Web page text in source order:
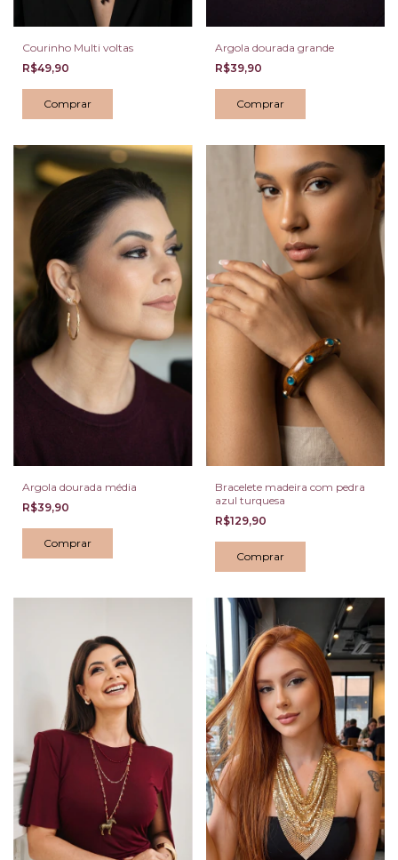
Courinho Multi voltas
R$49,90
Argola dourada grande
R$39,90
Argola dourada média
R$39,90
Bracelete madeira com pedra
azul turquesa
R$129,90